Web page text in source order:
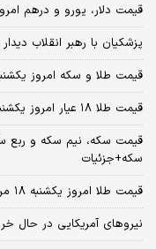
قیمت دلار، یورو و درهم امروز یکشنبه ۱۸ مرداد
پزشکیان با رهبر انقلاب
قیمت طلا و سکه امروز یکشنبه ۱۸ مرداد ۱۴۰۵/افزایش قیمت
قیمت طلا ۱۸ عیار امروز یکشنبه ۱۸ مرداد ۱۴۰۵/افزایش قیمت طلا
سکه+جزئیات
قیمت طلا امروز یکشنبه ۱۸ مرداد ۱۴۰۵
نیروهای آمریکایی در حال